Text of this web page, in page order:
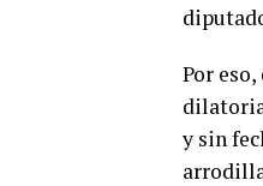
Por
dilatoria
y sin